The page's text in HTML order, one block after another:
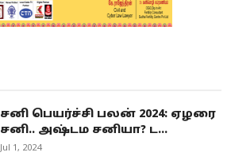
சனி பெயர்ச்சி பலன் 2024: ஏழரை
சனி.. அஷ்டம சனியா? ட...
Jul 1, 2024